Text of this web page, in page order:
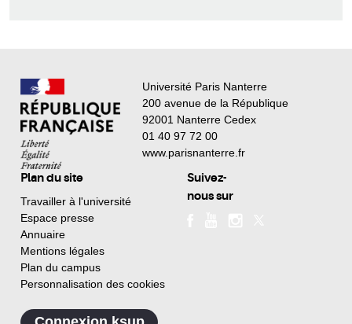
Université Paris Nanterre
200 avenue de la République
92001 Nanterre Cedex
01 40 97 72 00
www.parisnanterre.fr
Plan du site
Travailler à l'université
Espace presse
Annuaire
Mentions légales
Plan du campus
Personnalisation des cookies
Suivez-
nous sur